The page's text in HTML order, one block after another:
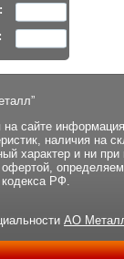
на сайте
наличия на
характер и ни при
офертой,
кодекса РФ.
АО